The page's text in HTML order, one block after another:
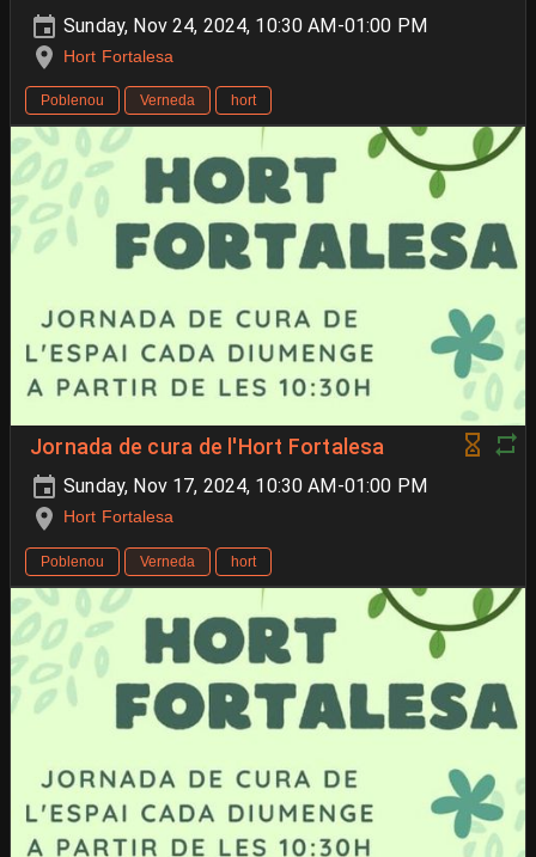
Sunday, Nov 24, 2024, 10:30 AM-01:00 PM
Hort Fortalesa
Poblenou Verneda hort
Jornada de cura de l'Hort Fortalesa
Sunday, Nov 17, 2024, 10:30 AM-01:00 PM
Hort Fortalesa
Poblenou Verneda hort